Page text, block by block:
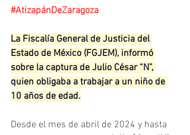
#AtizapánDeZaragoza
La Fiscalía General de Justicia del
Estado de México (FGJEM), informó
sobre la captura de Julio César “N”,
quien obligaba a trabajar a un niño de
10 años de edad.
Desde el mes de abril de 2024 y hasta